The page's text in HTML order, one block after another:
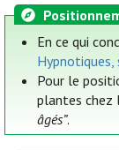
En ce qui
Pour le
plantes chez
âgés”.